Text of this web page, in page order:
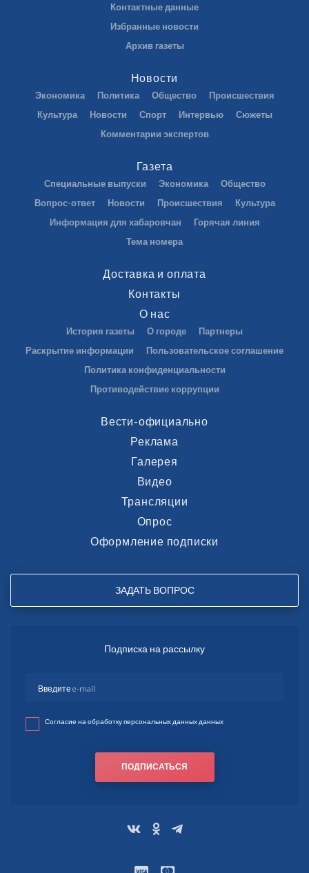
Контактные данные
Избранные новости
Архив газеты
Новости
Экономика Политика Общество
Происшествия
Культура
Новости Спорт Интервью
Сюжеты
Комментарии экспертов
Газета
Специальные выпуски Экономика
Общество
Вопрос-ответ
Новости Происшествия
Культура
Информация для хабаровчан
Горячая линия
Тема номера
Доставка и оплата
Контакты
О нас
История газеты О городе
Партнеры
Раскрытие информации
Пользовательское соглашение
Политика конфиденциальности
Противодействие коррупции
Вести-официально
Реклама
Галерея
Видео
Трансляции
Опрос
Оформление подписки
ЗАДАТЬ ВОПРОС
Подписка на рассылку
Согласие на обработку персональных данных данных
ПОДПИСАТЬСЯ